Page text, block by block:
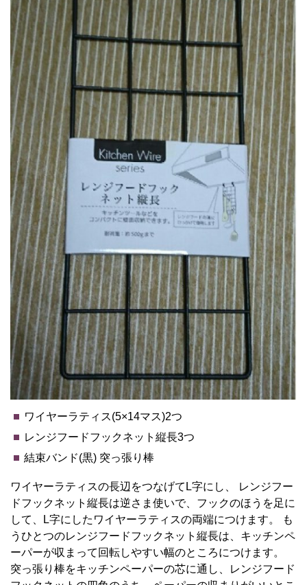
ワイヤーラティス(5×14マス)2つ
レンジフードフックネット縦長3つ
結束バンド(黒) 突っ張り棒
ワイヤーラティスの長辺をつなげてL字にし、 レンジフー
ドフックネット縦長は逆さま使いで、フックのほうを足に
して、L字にしたワイヤーラティスの両端につけます。 も
うひとつのレンジフードフックネット縦長は、キッチンペ
ーパーが収まって回転しやすい幅のところにつけます。
突っ張り棒をキッチンペーパーの芯に通し、レンジフード